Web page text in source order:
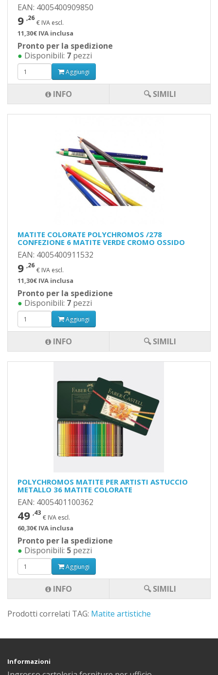
POLYCHROMOS MATITE PER ARTISTI ASTUCCIO
METALLO 36 MATITE COLORATE
EAN: 4005401100362
49 ,43
€ IVA escl.
60,30€ IVA inclusa
Pronto per la spedizione
● Disponibili: 5 pezzi
Aggiungi
INFO 🔍 SIMILI
EAN: 4005400909850
9 ,26
€ IVA escl.
11,30€ IVA inclusa
Pronto per la spedizione
● Disponibili: 7 pezzi
Aggiungi
INFO 🔍 SIMILI
MATITE COLORATE POLYCHROMOS /278
CONFEZIONE 6 MATITE VERDE CROMO OSSIDO
EAN: 4005400911532
9 ,26
€ IVA escl.
11,30€ IVA inclusa
Pronto per la spedizione
● Disponibili: 7 pezzi
Aggiungi
INFO 🔍 SIMILI
Prodotti correlati TAG: Matite artistiche
Informazioni